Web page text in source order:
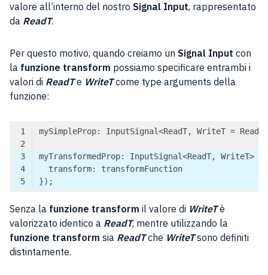
valore all’interno del nostro Signal Input, rappresentato
da ReadT.
Per questo motivo, quando creiamo un Signal Input con
la funzione transform possiamo specificare entrambi i
valori di ReadTe WriteTcome type arguments della
funzione:
  transform: transformFunction
Senza la funzione transform il valore di WriteTè
valorizzato identico a ReadT, mentre utilizzando la
funzione transform sia ReadTche WriteTsono definiti
distintamente.